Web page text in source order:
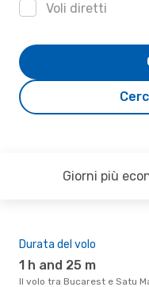
Voli diretti
Giorni più
Durata del volo
1 h and 25 m
Il volo tra Bucarest e Satu Mare